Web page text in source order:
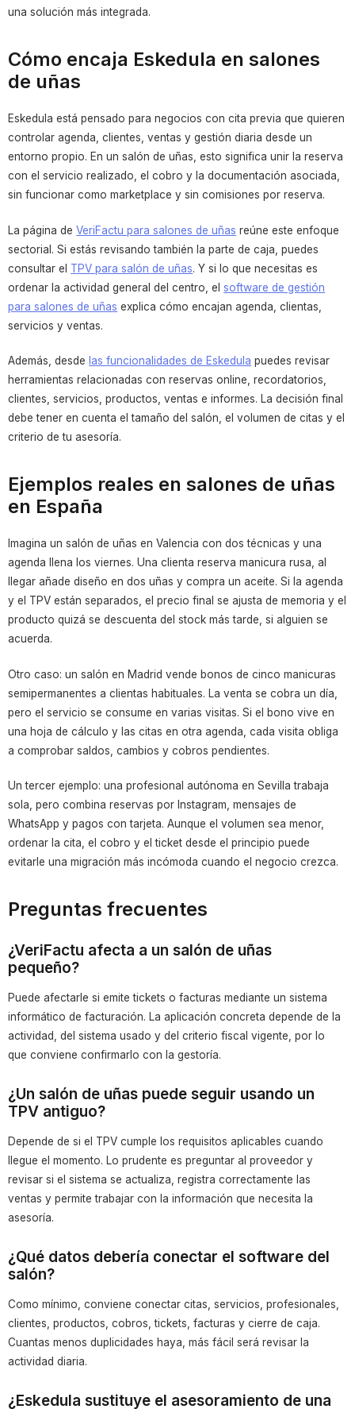
una solución más integrada.
Cómo encaja Eskedula en salones
de uñas
Eskedula está pensado para negocios con cita previa que quieren
controlar agenda, clientes, ventas y gestión diaria desde un
entorno propio. En un salón de uñas, esto significa unir la reserva
con el servicio realizado, el cobro y la documentación asociada,
sin funcionar como marketplace y sin comisiones por reserva.
La página deVeriFactu para salones de uñas reúne este enfoque
sectorial. Si estás revisando también la parte de caja, puedes
consultar el TPV para salón de uñas. Y si lo que necesitas es
ordenar la actividad general del centro, elsoftware de gestión
para salones de uñas explica cómo encajan agenda, clientas,
servicios y ventas.
Además, desde las funcionalidades de Eskedula puedes revisar
herramientas relacionadas con reservas online, recordatorios,
clientes, servicios, productos, ventas e informes. La decisión final
debe tener en cuenta el tamaño del salón, el volumen de citas y el
criterio de tu asesoría.
Ejemplos reales en salones de uñas
en España
Imagina un salón de uñas en Valencia con dos técnicas y una
agenda llena los viernes. Una clienta reserva manicura rusa, al
llegar añade diseño en dos uñas y compra un aceite. Si la agenda
y el TPV están separados, el precio final se ajusta de memoria y el
producto quizá se descuenta del stock más tarde, si alguien se
acuerda.
Otro caso: un salón en Madrid vende bonos de cinco manicuras
semipermanentes a clientas habituales. La venta se cobra un día,
pero el servicio se consume en varias visitas. Si el bono vive en
una hoja de cálculo y las citas en otra agenda, cada visita obliga
a comprobar saldos, cambios y cobros pendientes.
Un tercer ejemplo: una profesional autónoma en Sevilla trabaja
sola, pero combina reservas por Instagram, mensajes de
WhatsApp y pagos con tarjeta. Aunque el volumen sea menor,
ordenar la cita, el cobro y el ticket desde el principio puede
evitarle una migración más incómoda cuando el negocio crezca.
Preguntas frecuentes
¿VeriFactu afecta a un salón de uñas
pequeño?
Puede afectarle si emite tickets o facturas mediante un sistema
informático de facturación. La aplicación concreta depende de la
actividad, del sistema usado y del criterio fiscal vigente, por lo
que conviene confirmarlo con la gestoría.
¿Un salón de uñas puede seguir usando un
TPV antiguo?
Depende de si el TPV cumple los requisitos aplicables cuando
llegue el momento. Lo prudente es preguntar al proveedor y
revisar si el sistema se actualiza, registra correctamente las
ventas y permite trabajar con la información que necesita la
asesoría.
¿Qué datos debería conectar el software del
salón?
Como mínimo, conviene conectar citas, servicios, profesionales,
clientes, productos, cobros, tickets, facturas y cierre de caja.
Cuantas menos duplicidades haya, más fácil será revisar la
actividad diaria.
¿Eskedula sustituye el asesoramiento de una